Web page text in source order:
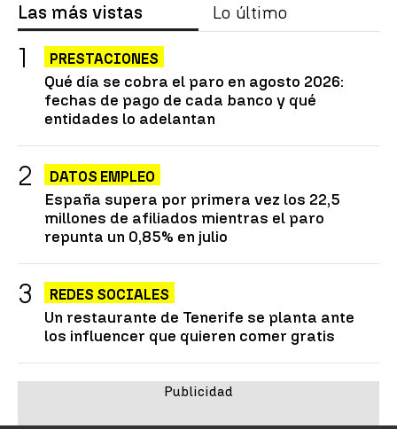
Las más vistas Lo último
PRESTACIONES
Qué día se cobra el paro en agosto 2026:
fechas de pago de cada banco y qué
entidades lo adelantan
DATOS EMPLEO
España supera por primera vez los 22,5
millones de afiliados mientras el paro
repunta un 0,85% en julio
REDES SOCIALES
Un restaurante de Tenerife se planta ante
los influencer que quieren comer gratis